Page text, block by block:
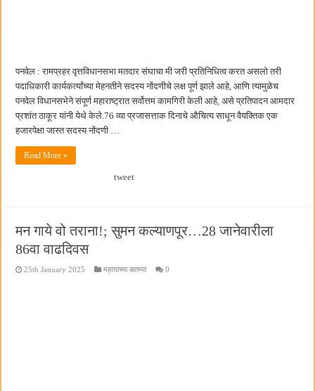
पनवेल : रामप्रहर वृत्तविधानसभा मतदार संघाचा मी जरी प्रतिनिधित्व करत असलो तरी
पदाधिकारी कार्यकर्त्यांच्या मेहनतीने सदस्य नोंदणीचे लक्ष पूर्ण झाले आहे, आणि त्यामुळेच
पनवेल विधानसभेने संपूर्ण महाराष्ट्रात सर्वोत्तम कामगिरी केली आहे, असे प्रतिपादन आमदार
प्रशांत ठाकूर यांनी येथे केले.76 व्या प्रजासत्ताक दिनाचे औचित्य साधून वैयक्तिक एक
हजारपेक्षा जास्त सदस्य नोंदणी …
Read More »
tweet
मन गाये वो तराना!; सुमन कल्याणपूर…28 जानेवारीला
86वा वाढदिवस
25th January 2025 महत्वाच्या बातम्या 0